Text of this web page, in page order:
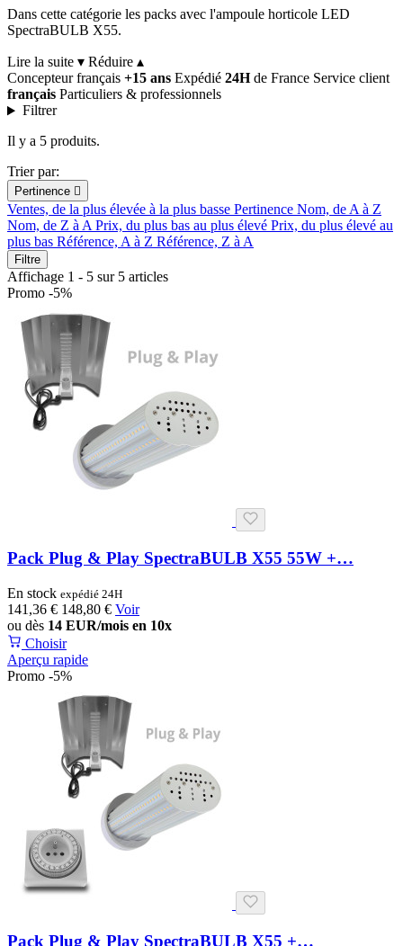
Dans cette catégorie les packs avec l'ampoule horticole LED
SpectraBULB X55.
Lire la suite ▾ Réduire ▴
Concepteur français +15 ans Expédié 24Hde France Service client
français Particuliers & professionnels
Filtrer
Il y a 5 produits.
Trier par:
Pertinence 
Ventes, de la plus élevée à la plus basse Pertinence Nom, de A à Z
Nom, de Z à APrix, du plus bas au plus élevé Prix, du plus élevé au
plus bas Référence, A à Z Référence, Z à A
Filtre
Affichage 1 - 5 sur 5 articles
Promo -5%
Pack Plug & Play SpectraBULB X55 55W +…
En stock expédié 24H
141,36 € 148,80 € Voir
ou dès 14 EUR/mois en 10x
Choisir
Aperçu rapide
Promo -5%
Pack Plug & Play SpectraBULB X55 +…